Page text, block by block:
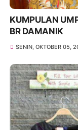
KUMPULAN
BR DAMANIK
SENIN, OKTOBER 05,